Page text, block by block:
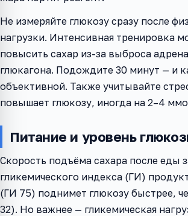
Не измеряйте глюкозу сразу после
нагрузки. Интенсивная тренировка
повысить сахар из-за выброса
глюкагона. Подождите 30 минут — и
объективной. Также учитывайте
повышает глюкозу, иногда на 2–4
Питание и уровень
Скорость подъёма сахара после еды
гликемического индекса (ГИ)
(ГИ 75) поднимет глюкозу быстрее,
32). Но важнее — гликемическая